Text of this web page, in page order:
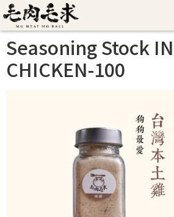
Seasoning Stock
CHICKEN-100